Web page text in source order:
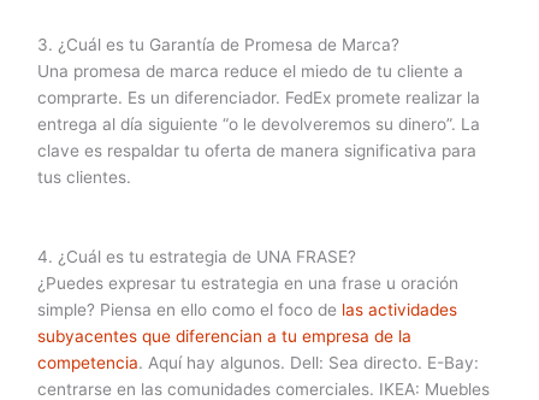
3. ¿Cuál es tu Garantía de Promesa de Marca?
Una promesa de marca reduce el miedo de tu cliente a
comprarte. Es un diferenciador. FedEx promete realizar la
entrega al día siguiente “o le devolveremos su dinero”. La
clave es respaldar tu oferta de manera significativa para
tus clientes.
4. ¿Cuál es tu estrategia de UNA FRASE?
¿Puedes expresar tu estrategia en una frase u oración
simple? Piensa en ello como el foco de las actividades
subyacentes que diferencian a tu empresa de la
competencia. Aquí hay algunos. Dell: Sea directo. E-Bay:
centrarse en las comunidades comerciales. IKEA: Muebles